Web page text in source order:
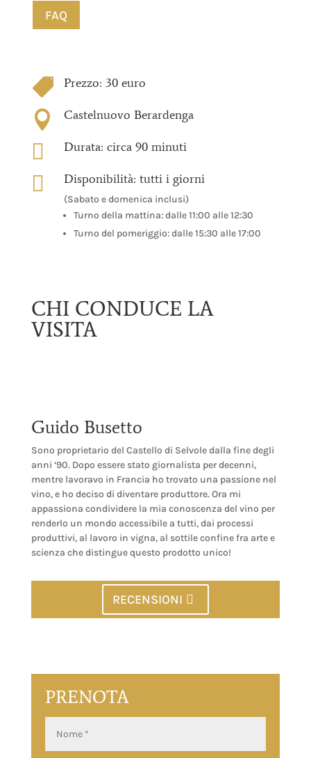
FAQ
 Prezzo: 30 euro
 Castelnuovo Berardenga
 Durata: circa 90 minuti
 Disponibilità: tutti i giorni
(Sabato e domenica inclusi)
Turno della mattina: dalle 11:00 alle 12:30
Turno del pomeriggio: dalle 15:30 alle 17:00
CHI CONDUCE LA
VISITA
Guido Busetto
Sono proprietario del Castello di Selvole dalla fine degli
anni ‘90. Dopo essere stato giornalista per decenni,
mentre lavoravo in Francia ho trovato una passione nel
vino, e ho deciso di diventare produttore. Ora mi
appassiona condividere la mia conoscenza del vino per
renderlo un mondo accessibile a tutti, dai processi
produttivi, al lavoro in vigna, al sottile confine fra arte e
scienza che distingue questo prodotto unico!
RECENSIONI
PRENOTA